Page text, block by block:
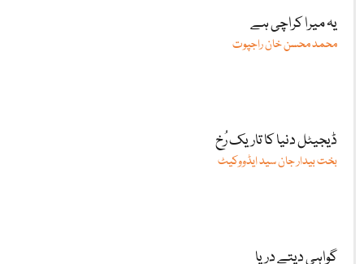
یہ میرا کراچی ہے
محمد محسن خان راجپوت
ڈیجیٹل دنیا کا تاریک رُخ
بخت بیدار جان سید ایڈووکیٹ
گواہی دیتے دریا